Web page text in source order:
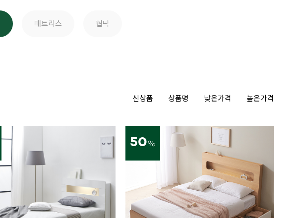
매트리스 협탁
신상품 상품명 낮은가격 높은가격
50%